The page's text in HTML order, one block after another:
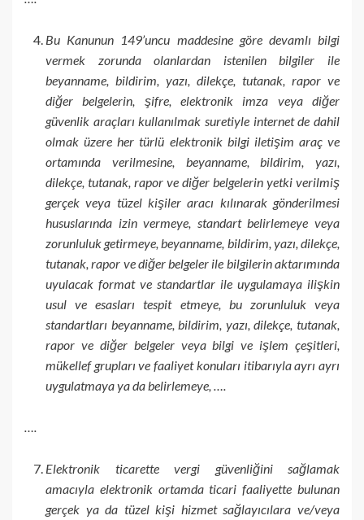
Bu Kanunun 149’uncu maddesine göre devamlı bilgi
vermek zorunda olanlardan istenilen bilgiler ile
beyanname, bildirim, yazı, dilekçe, tutanak, rapor ve
diğer belgelerin, şifre, elektronik imza veya diğer
güvenlik araçları kullanılmak suretiyle internet de dahil
olmak üzere her türlü elektronik bilgi iletişim araç ve
ortamında verilmesine, beyanname, bildirim, yazı,
dilekçe, tutanak, rapor ve diğer belgelerin yetki verilmiş
gerçek veya tüzel kişiler aracı kılınarak gönderilmesi
hususlarında izin vermeye, standart belirlemeye veya
zorunluluk getirmeye, beyanname, bildirim, yazı, dilekçe,
tutanak, rapor ve diğer belgeler ile bilgilerin aktarımında
uyulacak format ve standartlar ile uygulamaya ilişkin
usul ve esasları tespit etmeye, bu zorunluluk veya
standartları beyanname, bildirim, yazı, dilekçe, tutanak,
rapor ve diğer belgeler veya bilgi ve işlem çeşitleri,
mükellef grupları ve faaliyet konuları itibarıyla ayrı ayrı
uygulatmaya ya da belirlemeye, ….
Elektronik ticarette vergi güvenliğini sağlamak
amacıyla elektronik ortamda ticari faaliyette bulunan
gerçek ya da tüzel kişi hizmet sağlayıcılara ve/veya